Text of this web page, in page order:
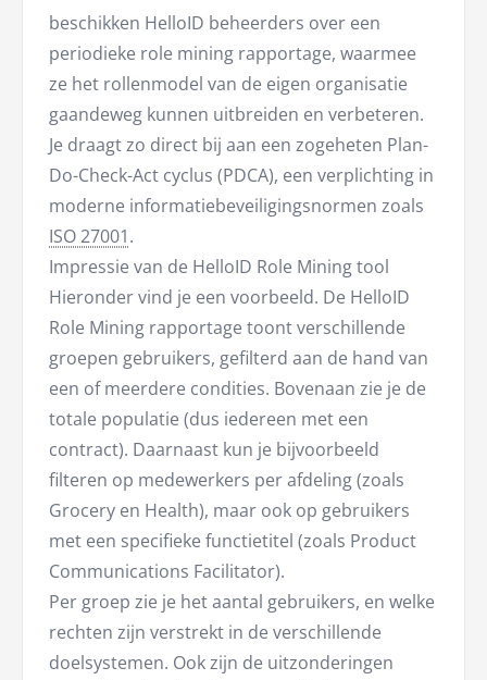
beschikken HelloID beheerders over een
periodieke role mining rapportage, waarmee
ze het rollenmodel van de eigen organisatie
gaandeweg kunnen uitbreiden en verbeteren.
Je draagt zo direct bij aan een zogeheten Plan-
Do-Check-Act cyclus (PDCA), een verplichting in
moderne informatiebeveiligingsnormen zoals
ISO 27001.
Impressie van de HelloID Role Mining tool
Hieronder vind je een voorbeeld. De HelloID
Role Mining rapportage toont verschillende
groepen gebruikers, gefilterd aan de hand van
een of meerdere condities. Bovenaan zie je de
totale populatie (dus iedereen met een
contract). Daarnaast kun je bijvoorbeeld
filteren op medewerkers per afdeling (zoals
Grocery en Health), maar ook op gebruikers
met een specifieke functietitel (zoals Product
Communications Facilitator).
Per groep zie je het aantal gebruikers, en welke
rechten zijn verstrekt in de verschillende
doelsystemen. Ook zijn de uitzonderingen